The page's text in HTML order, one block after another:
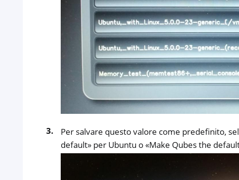
Per salvare questo valore come predefinito,
default» per Ubuntu o «Make Qubes the